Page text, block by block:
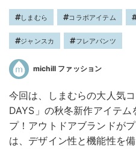
しまむら コラボアイテム
ジャンスカ フレアパンツ
michill ファッション
今回は、しまむらの大人気
DAYS」の秋冬新作アイテ
プ！アウトドアブランドが
は、デザイン性と機能性を